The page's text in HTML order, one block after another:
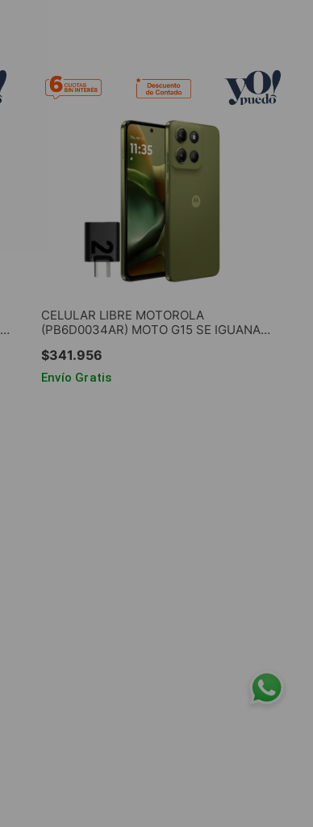
CELULAR LIBRE MOTOROLA
(PB6D0034AR) MOTO G15 SE IGUANA
$341.956
Envío Gratis